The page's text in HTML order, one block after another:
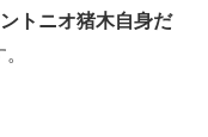
トニオ猪木自身だ